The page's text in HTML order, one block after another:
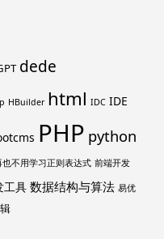
dede
HBuilder html IDC IDE
PHP python
也不用学习正则表达式 前端开发
工具 数据结构与算法 易优